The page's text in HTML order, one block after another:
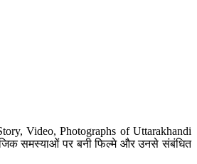
Video, Photographs of Uttarakhandi
समस्याओं पर बनी फिल्मे और उनसे संबंधित